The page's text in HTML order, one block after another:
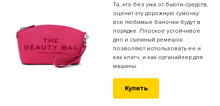
Та, кто без ума от бьюти-средств,
оценит эту дорожную сумочку:
все любимые баночки будут в
порядке. Плоское устойчивое
дно и съемный ремешок
позволяют использовать ее и
как клатч, и как органайзер для
машины.
Купить